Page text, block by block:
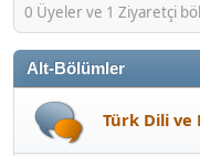
0 Üyeler ve 1 Ziyaretçi
Alt-Bölümler
Türk Dili ve